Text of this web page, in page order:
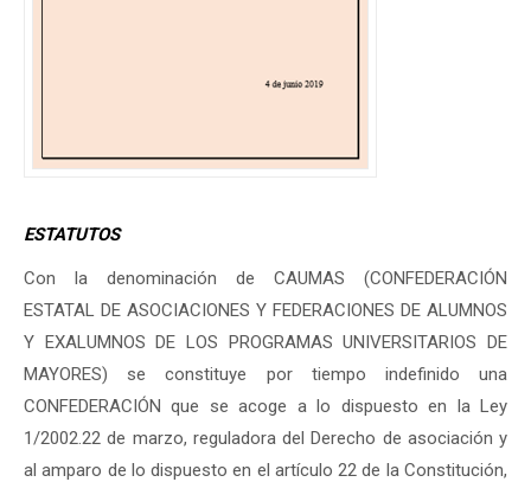
ESTATUTOS
Con la denominación de CAUMAS (CONFEDERACIÓN
ESTATAL DE ASOCIACIONES Y FEDERACIONES DE ALUMNOS
Y EXALUMNOS DE LOS PROGRAMAS UNIVERSITARIOS DE
MAYORES) se constituye por tiempo indefinido una
CONFEDERACIÓN que se acoge a lo dispuesto en la Ley
1/2002.22 de marzo, reguladora del Derecho de asociación y
al amparo de lo dispuesto en el artículo 22 de la Constitución,